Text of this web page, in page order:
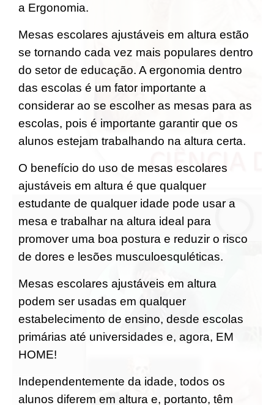
a Ergonomia.
Mesas escolares ajustáveis em altura estão
se tornando cada vez mais populares dentro
do setor de educação. A ergonomia dentro
das escolas é um fator importante a
considerar ao se escolher as mesas para as
escolas, pois é importante garantir que os
alunos estejam trabalhando na altura certa.
O benefício do uso de mesas escolares
ajustáveis em altura é que qualquer
estudante de qualquer idade pode usar a
mesa e trabalhar na altura ideal para
promover uma boa postura e reduzir o risco
de dores e lesões musculoesquléticas.
Mesas escolares ajustáveis em altura
podem ser usadas em qualquer
estabelecimento de ensino, desde escolas
primárias até universidades e, agora, EM
HOME!
Independentemente da idade, todos os
alunos diferem em altura e, portanto, têm